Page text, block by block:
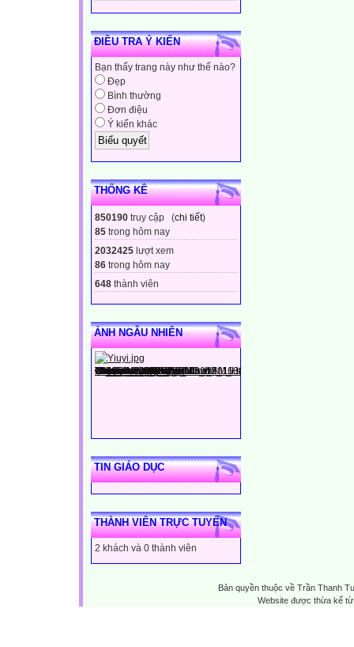
ĐIỀU TRA Ý KIẾN
Bạn thấy trang này như thế nào?
Đẹp
Bình thường
Đơn điệu
Ý kiến khác
THỐNG KÊ
850190 truy cập (chi tiết)
85 trong hôm nay
2032425 lượt xem
86 trong hôm nay
648 thành viên
ẢNH NGẪU NHIÊN
TIN GIÁO DỤC
THÀNH VIÊN TRỰC TUYẾN
2 khách và 0 thành viên
Bản quyền thuộc về Trần Thanh
Website được thừa kế